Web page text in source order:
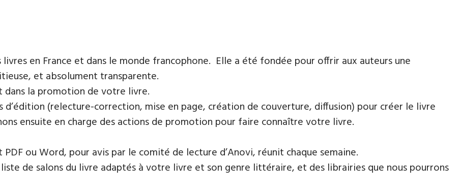
en France et dans le monde francophone. Elle a été fondée pour offrir aux auteurs une
et absolument transparente.
dans la promotion de votre livre.
d’édition (relecture-correction, mise en page, création de couverture, diffusion) pour créer le livre
ensuite en charge des actions de promotion pour faire connaître votre livre.
ou Word, pour avis par le comité de lecture d’Anovi, réunit chaque semaine.
de salons du livre adaptés à votre livre et son genre littéraire, et des librairies que nous pourrons